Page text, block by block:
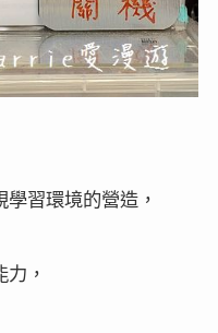
習環境的營造，
，